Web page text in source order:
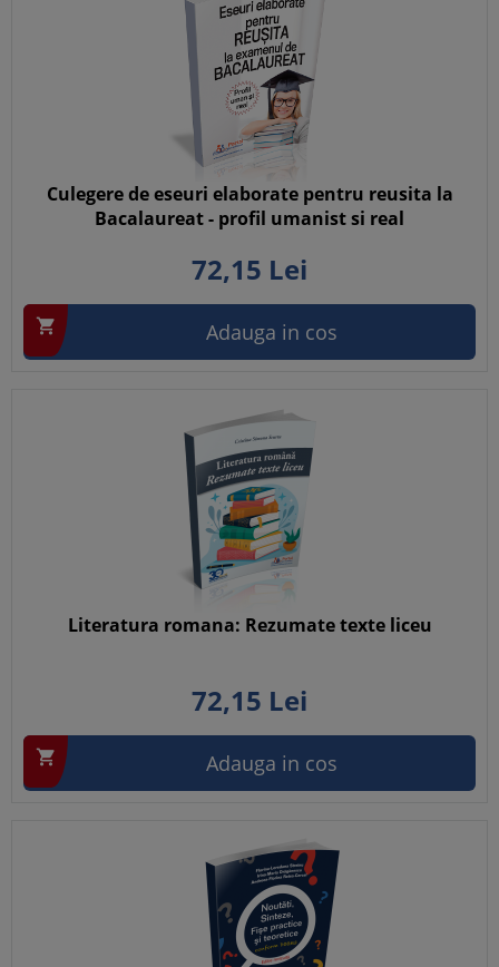
Culegere de eseuri elaborate pentru reusita la
Bacalaureat - profil umanist si real
72,15 Lei
 Adauga in cos
Literatura romana: Rezumate texte liceu
72,15 Lei
 Adauga in cos